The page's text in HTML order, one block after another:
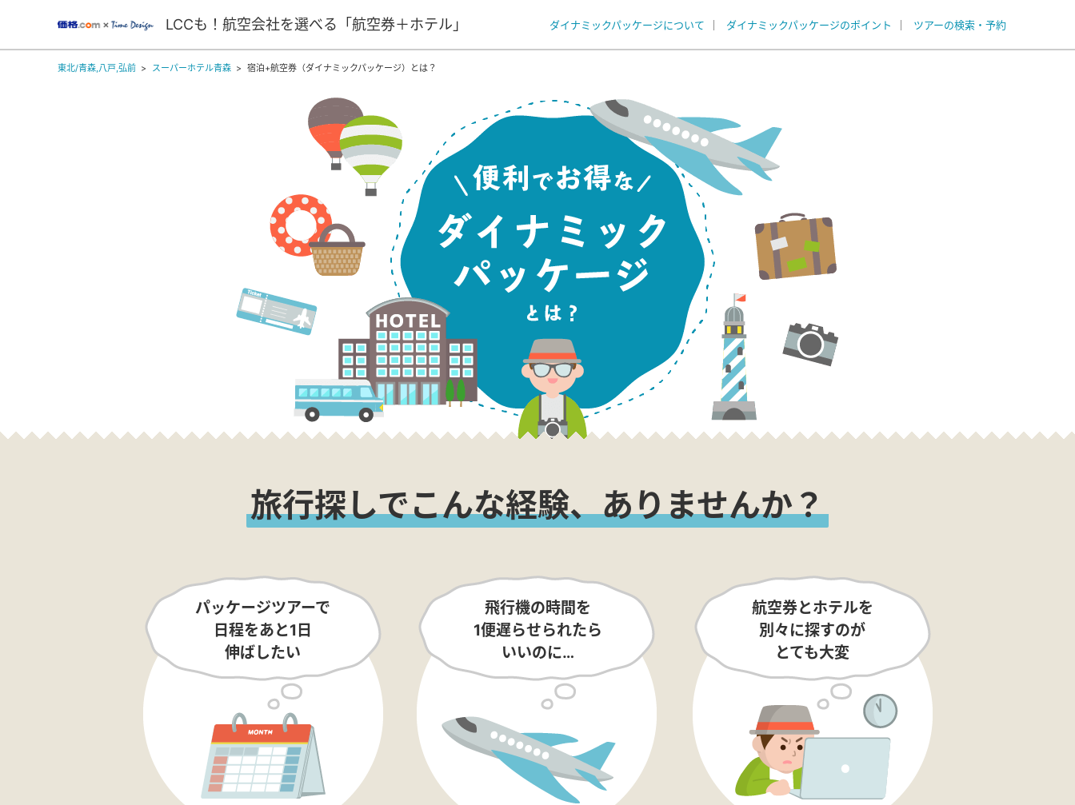
LCCも！航空会社を選べる「航空券＋ホテル」 ダイナミックパッケージについて ダイナミックパッケージのポイント ツアーの検索・予約
東北/青森,八戸,弘前 スーパーホテル青森 宿泊+航空券（ダイナミックパッケージ）とは？
旅行探しでこんな経験、ありませんか？
パッケージツアーで
日程をあと1日
伸ばしたい
飛行機の時間を
1便遅らせられたら
いいのに…
航空券とホテルを
別々に探すのが
とても大変